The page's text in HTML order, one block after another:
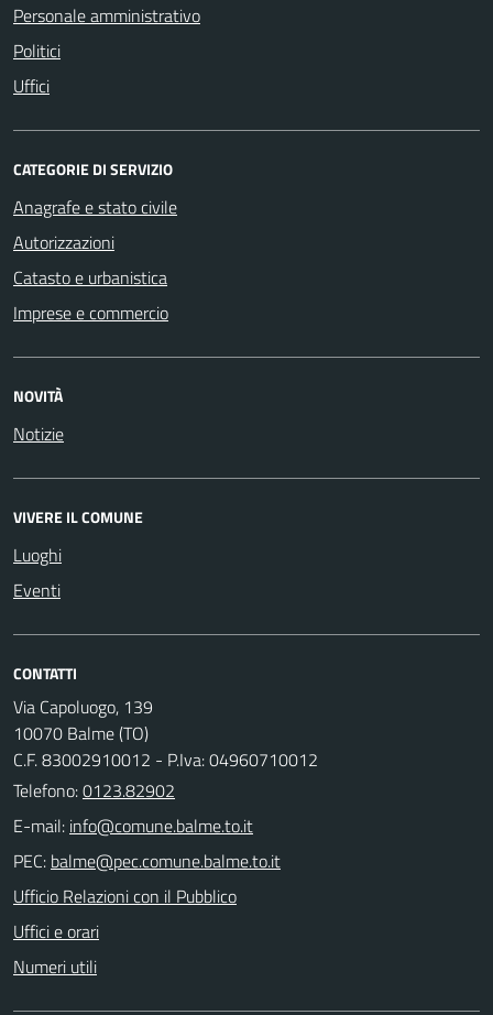
Personale amministrativo
Politici
Uffici
CATEGORIE DI SERVIZIO
Anagrafe e stato civile
Autorizzazioni
Catasto e urbanistica
Imprese e commercio
NOVITÀ
Notizie
VIVERE IL COMUNE
Luoghi
Eventi
CONTATTI
Via Capoluogo, 139
10070 Balme (TO)
C.F. 83002910012 - P.Iva: 04960710012
Telefono:0123.82902
E-mail:
PEC:
Ufficio Relazioni con il Pubblico
Uffici e orari
Numeri utili